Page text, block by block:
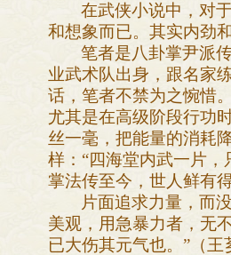
在武侠小说中，对
和想象而已。其实内劲
笔者是八卦掌尹派
业武术队出身，跟名家
话，笔者不禁为之惋惜
尤其是在高级阶段行功
丝一毫，把能量的消耗
样：“四海堂内武一片
掌法传至今，世人鲜有
片面追求力量，而
美观，用急暴力者，无
已大伤其元气也。”（